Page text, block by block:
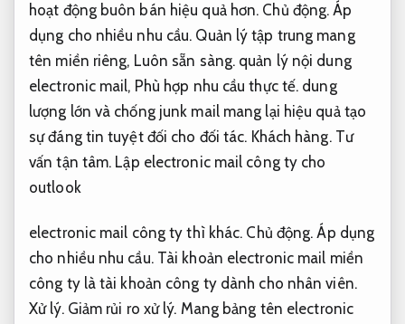
hoạt động buôn bán hiệu quả hơn. Chủ động. Áp
dụng cho nhiều nhu cầu. Quản lý tập trung mang
tên miền riêng, Luôn sẵn sàng. quản lý nội dung
electronic mail, Phù hợp nhu cầu thực tế. dung
lượng lớn và chống junk mail mang lại hiệu quả tạo
sự đáng tin tuyệt đối cho đối tác. Khách hàng. Tư
vấn tận tâm. Lập electronic mail công ty cho
outlook
electronic mail công ty thì khác. Chủ động. Áp dụng
cho nhiều nhu cầu.Tài khoản electronic mail miền
công ty là tài khoản công ty dành cho nhân viên.
Xử lý. Giảm rủi ro xử lý. Mang bảng tên electronic